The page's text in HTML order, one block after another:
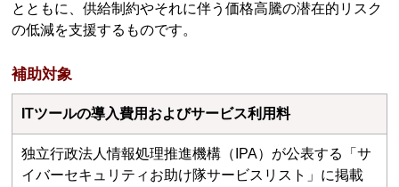
とともに、供給制約やそれに伴う価格⾼騰の潜在的リスク
の低減を支援するものです。
補助対象
ITツールの導⼊費用およびサービス利用料
独立行政法人情報処理推進機構（IPA）が公表する「サ
イバーセキュリティお助け隊サービスリスト」に掲載